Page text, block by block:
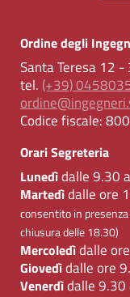
Ordine degli
Santa Teresa 12
tel. (+39)
Codice fiscale:
Orari Segreteria
Lunedìdalle 9.30
Martedìdalle ore
consentito in
chiusura delle 18.30)
Mercoledìdalle
Giovedìdalle ore
Venerdìdalle